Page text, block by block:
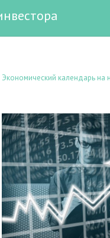
Экономический календарь на